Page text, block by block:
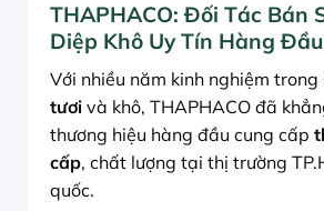
THAPHACO: Đối Tác Bán
Diệp Khô Uy Tín Hàng Đầu
Với nhiều năm kinh nghiệm trong
tươi và khô, THAPHACO đã
thương hiệu hàng đầu cung cấp
cấp, chất lượng tại thị trường
quốc.